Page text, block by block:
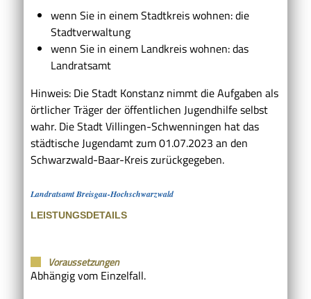
wenn Sie in einem Stadtkreis wohnen: die
Stadtverwaltung
wenn Sie in einem Landkreis wohnen: das
Landratsamt
Hinweis: Die Stadt Konstanz nimmt die Aufgaben als
örtlicher Träger der öffentlichen Jugendhilfe selbst
wahr. Die Stadt Villingen-Schwenningen hat das
städtische Jugendamt zum 01.07.2023 an den
Schwarzwald-Baar-Kreis zurückgegeben.
Landratsamt Breisgau-Hochschwarzwald
LEISTUNGSDETAILS
Voraussetzungen
Abhängig vom Einzelfall.